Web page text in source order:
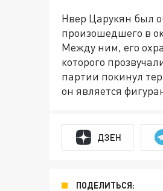
Нвер Царукян был
произошедшего в
Между ним, его
которого
партии покинул
он является
ДЗЕН
ПОДЕЛИТЬСЯ: